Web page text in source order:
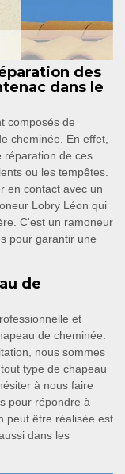
des
dans le
composés de
cheminée. En effet,
réparation de ces
ou les tempêtes.
en contact avec un
Lobry Léon qui
C'est un ramoneur
pour garantir une
de
et
de cheminée.
nous sommes
type de chapeau
à nous faire
pour répondre à
peut être réalisée est
dans les